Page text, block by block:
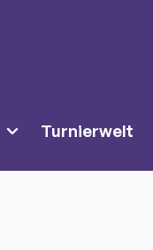
Turnierwelt